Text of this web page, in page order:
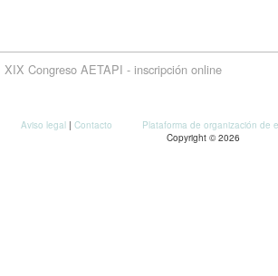
XIX Congreso AETAPI - inscripción online
Aviso legal | Contacto
Plataforma de organización de
Copyright © 2026